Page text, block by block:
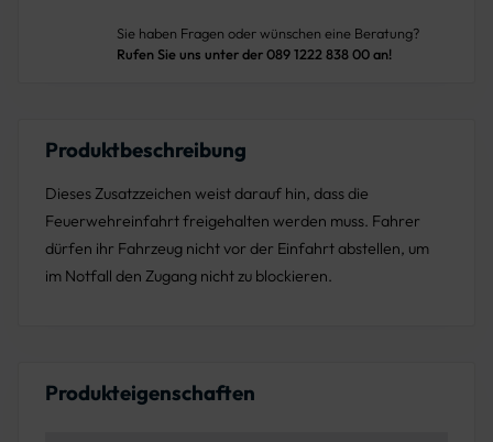
Sie haben Fragen oder wünschen eine Beratung?
Rufen Sie uns unter der 089 1222 838 00 an!
Produktbeschreibung
Dieses Zusatzzeichen weist darauf hin, dass die
Feuerwehreinfahrt freigehalten werden muss. Fahrer
dürfen ihr Fahrzeug nicht vor der Einfahrt abstellen, um
im Notfall den Zugang nicht zu blockieren.
Produkteigenschaften